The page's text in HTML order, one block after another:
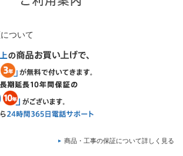
ついて
商品・工事の保証について詳しく見る